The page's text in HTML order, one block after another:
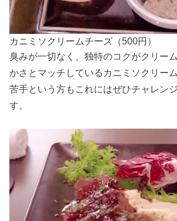
カニミソクリームチーズ（500円）
臭みが一切なく、独特のコクがクリー
かさとマッチしているカニミソクリー
苦手という方もこれにはぜひチャレン
す。